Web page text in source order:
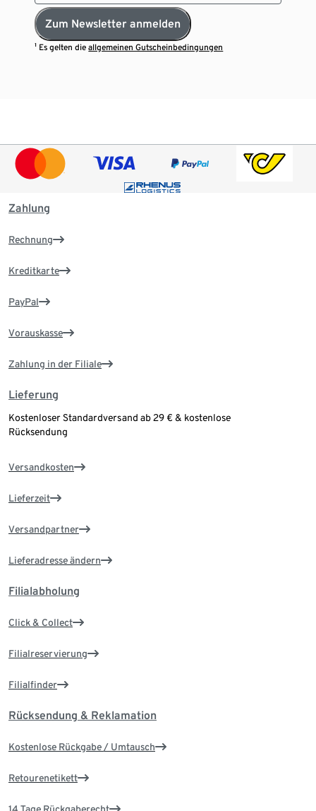
Zum Newsletter anmelden
¹ Es gelten dieallgemeinen Gutscheinbedingungen
Zahlung
Rechnung
Kreditkarte
PayPal
Vorauskasse
Zahlung in der Filiale
Lieferung
Kostenloser Standardversand ab 29 € & kostenlose
Rücksendung
Versandkosten
Lieferzeit
Versandpartner
Lieferadresse ändern
Filialabholung
Click & Collect
Filialreservierung
Filialfinder
Rücksendung & Reklamation
Kostenlose Rückgabe / Umtausch
Retourenetikett